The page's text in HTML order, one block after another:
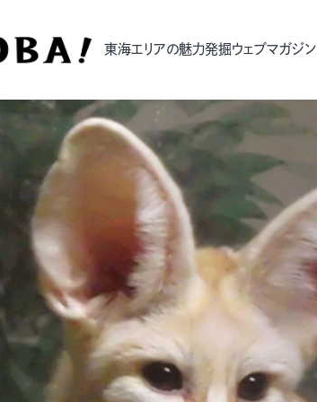
東海エリアの魅力発掘ウェブマガジン